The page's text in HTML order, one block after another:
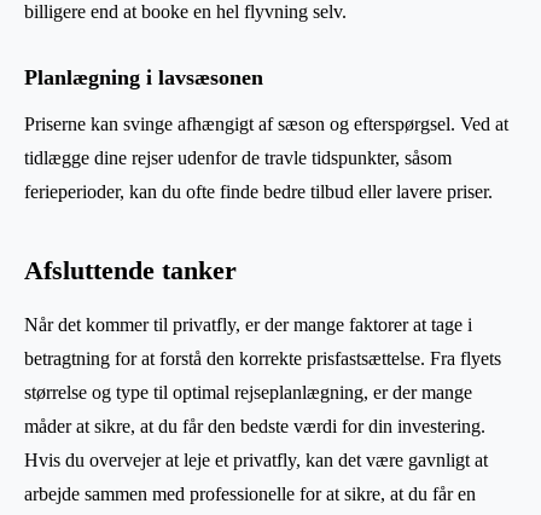
billigere end at booke en hel flyvning selv.
Planlægning i lavsæsonen
Priserne kan svinge afhængigt af sæson og efterspørgsel. Ved at
tidlægge dine rejser udenfor de travle tidspunkter, såsom
ferieperioder, kan du ofte finde bedre tilbud eller lavere priser.
Afsluttende tanker
Når det kommer til privatfly, er der mange faktorer at tage i
betragtning for at forstå den korrekte prisfastsættelse. Fra flyets
størrelse og type til optimal rejseplanlægning, er der mange
måder at sikre, at du får den bedste værdi for din investering.
Hvis du overvejer at leje et privatfly, kan det være gavnligt at
arbejde sammen med professionelle for at sikre, at du får en